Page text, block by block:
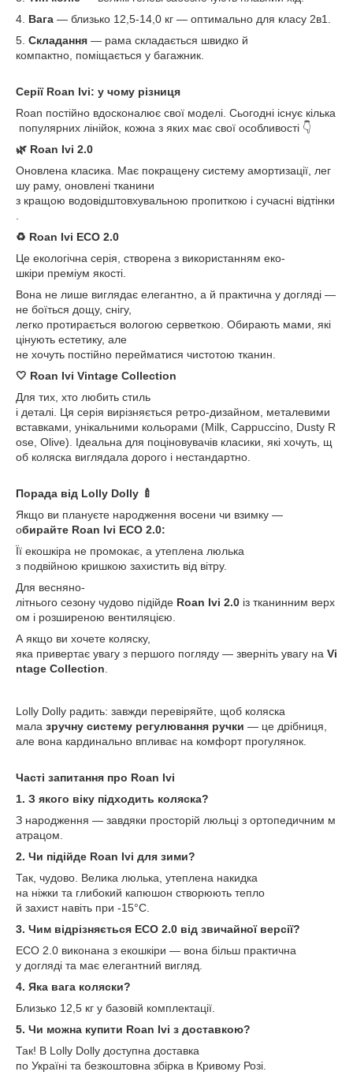
4. Вага — близько 12,5-14,0 кг — оптимально для класу 2в1.
5. Складання — рама складається швидко й
компактно, поміщається у багажник.
Серії Roan Ivi: у чому різниця
Roan постійно вдосконалює свої моделі. Сьогодні існує кілька
популярних лінійок, кожна з яких має свої особливості 👇
🌿 Roan Ivi 2.0
Оновлена класика. Має покращену систему амортизації, лег
шу раму, оновлені тканини
з кращою водовідштовхувальною пропиткою і сучасні відтінки
♻️ Roan Ivi ECO 2.0
Це екологічна серія, створена з використанням еко-
шкіри преміум якості.
Вона не лише виглядає елегантно, а й практична у догляді —
не боїться дощу, снігу,
легко протирається вологою серветкою. Обирають мами, які
цінують естетику, але
не хочуть постійно перейматися чистотою тканин.
🤍 Roan Ivi Vintage Collection
Для тих, хто любить стиль
і деталі. Ця серія вирізняється ретро-дизайном, металевими
вставками, унікальними кольорами (Milk, Cappuccino, Dusty R
ose, Olive). Ідеальна для поціновувачів класики, які хочуть, щ
об коляска виглядала дорого і нестандартно.
Порада від Lolly Dolly 🍼
Якщо ви плануєте народження восени чи взимку —
обирайте Roan Ivi ECO 2.0:
Її екошкіра не промокає, а утеплена люлька
з подвійною кришкою захистить від вітру.
Для весняно-
літнього сезону чудово підійде Roan Ivi 2.0 із тканинним верх
ом і розширеною вентиляцією.
А якщо ви хочете коляску,
яка привертає увагу з першого погляду — зверніть увагу на Vi
ntage Collection
Lolly Dolly радить: завжди перевіряйте, щоб коляска
мала зручну систему регулювання ручки — це дрібниця,
але вона кардинально впливає на комфорт прогулянок.
Часті запитання про Roan Ivi
1. З якого віку підходить коляска?
З народження — завдяки просторій люльці з ортопедичним м
атрацом.
2. Чи підійде Roan Ivi для зими?
Так, чудово. Велика люлька, утеплена накидка
на ніжки та глибокий капюшон створюють тепло
й захист навіть при -15°C.
3. Чим відрізняється ECO 2.0 від звичайної версії?
ECO 2.0 виконана з екошкіри — вона більш практична
у догляді та має елегантний вигляд.
4. Яка вага коляски?
Близько 12,5 кг у базовій комплектації.
5. Чи можна купити Roan Ivi з доставкою?
Так! В Lolly Dolly доступна доставка
по Україні та безкоштовна збірка в Кривому Розі.